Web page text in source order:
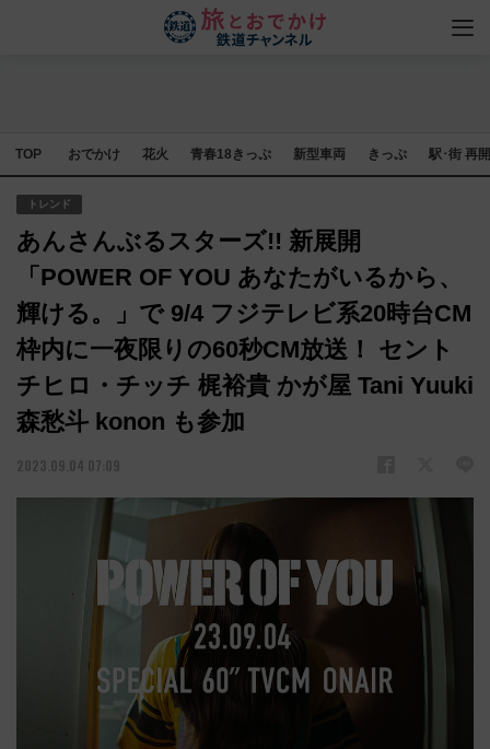
TOP おでかけ 花火 青春18きっぷ 新型車両 きっぷ 駅･街 再
トレンド
あんさんぶるスターズ!! 新展開
「POWER OF YOU あなたがいるから、
輝ける。」で 9/4 フジテレビ系20時台CM
枠内に一夜限りの60秒CM放送！ セント
チヒロ・チッチ 梶裕貴 かが屋 Tani Yuuki
森愁斗 konon も参加
2023.09.04 07:09